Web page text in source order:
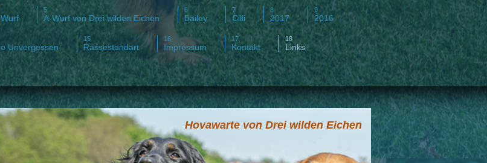
A-Wurf von Drei wilden Eichen Bailey Cilli 2017 2016
Unvergessen Rassestandart Impressum Kontakt Links
Hovawarte von Drei wilden Eichen